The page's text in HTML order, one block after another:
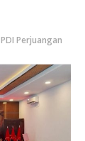
Perjuangan